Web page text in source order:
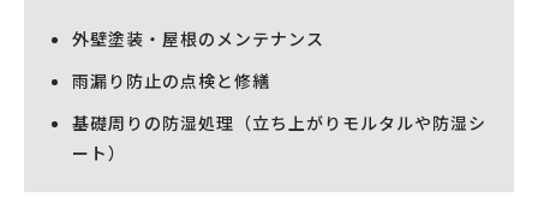
外壁塗装・屋根のメンテナンス
雨漏り防止の点検と修繕
基礎周りの防湿処理（立ち上がりモルタルや防湿シ
ート）